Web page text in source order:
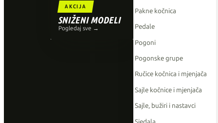
AKCIJA
SNIŽENI MODELI
Pogledaj sve →
Pakne kočnica
Pedale
Pogoni
Pogonske grupe
Ručice kočnica i mjenjača
Sajle kočnice i mjenjača
Sajle, bužiri i nastavci